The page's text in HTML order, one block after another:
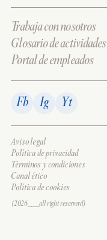
Trabaja con nosotros
Glosario de actividades
Portal de empleados
Fb Ig Yt
Aviso legal
Política de privacidad
Términos y condiciones
Canal ético
Política de cookies
(2026___all right reserverd)